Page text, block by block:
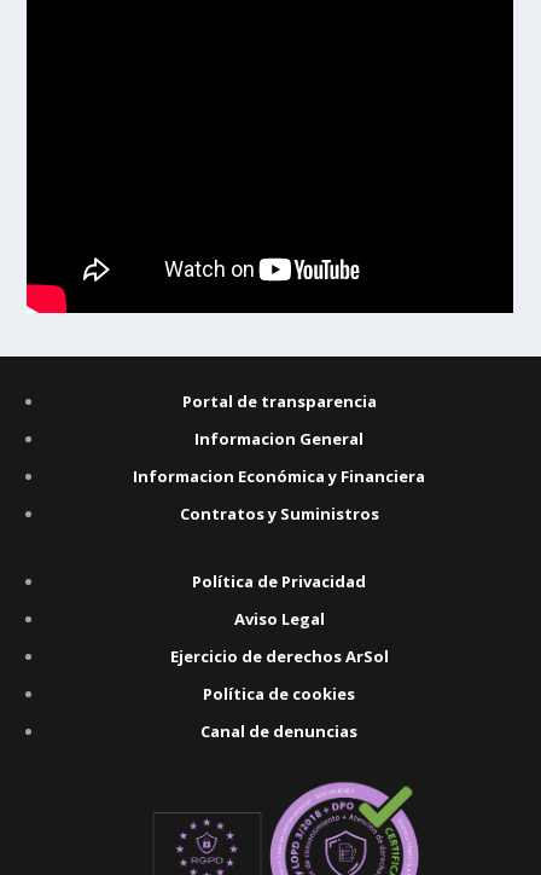
Portal de transparencia
Informacion General
Informacion Económica y Financiera
Contratos y Suministros
Política de Privacidad
Aviso Legal
Ejercicio de derechos ArSol
Política de cookies
Canal de denuncias